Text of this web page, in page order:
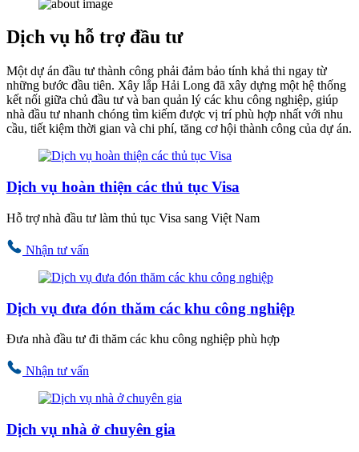
Dịch vụ hỗ trợ đầu tư
Một dự án đầu tư thành công phải đảm bảo tính khả thi ngay từ
những bước đầu tiên. Xây lắp Hải Long đã xây dựng một hệ thống
kết nối giữa chủ đầu tư và ban quản lý các khu công nghiệp, giúp
nhà đầu tư nhanh chóng tìm kiếm được vị trí phù hợp nhất với nhu
cầu, tiết kiệm thời gian và chi phí, tăng cơ hội thành công của dự án.
Dịch vụ hoàn thiện các thủ tục Visa
Hỗ trợ nhà đầu tư làm thủ tục Visa sang Việt Nam
Nhận tư vấn
Dịch vụ đưa đón thăm các khu công nghiệp
Đưa nhà đầu tư đi thăm các khu công nghiệp phù hợp
Nhận tư vấn
Dịch vụ nhà ở chuyên gia